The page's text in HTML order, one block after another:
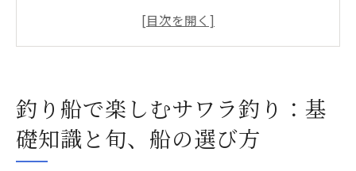
サワラ釣り船の料金プランと予約ガイド
アクセス
釣り船で楽しむサワラ釣り：基
礎知識と旬、船の選び方